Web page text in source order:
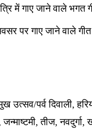
में गाए जाने वाले भगत
पर गाए जाने वाले गीत
पर्व दिवाली,
तीज, नवदुर्गा,